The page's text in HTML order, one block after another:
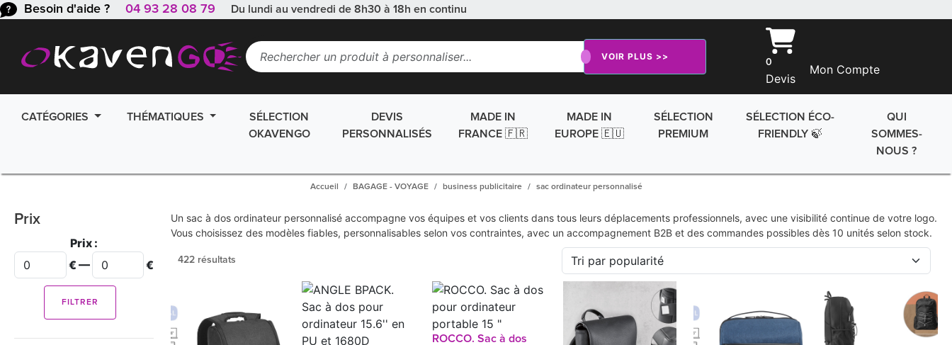
Besoin d'aide ? 04 93 28 08 79 Du lundi au vendredi de 8h30 à 18h en continu
VOIR PLUS >>
0
Devis
Mon Compte
CATÉGORIES THÉMATIQUES
SÉLECTION
OKAVENGO
DEVIS
PERSONNALISÉS
MADE IN
FRANCE 🇫🇷
MADE IN
EUROPE 🇪🇺
SÉLECTION
PREMIUM
SÉLECTION ÉCO-
FRIENDLY 🍃
QUI
SOMMES-
NOUS ?
Accueil BAGAGE - VOYAGE business publicitaire sac ordinateur personnalisé
Prix
FILTRER
€ — €
Prix :
Un sac à dos ordinateur personnalisé accompagne vos équipes et vos clients dans tous leurs déplacements professionnels, avec une visibilité continue de votre logo.
Vous choisissez des modèles fiables, personnalisables selon vos contraintes, avec un accompagnement B2B et des commandes possibles dès 10 unités selon stock.
422 résultats
ROCCO. Sac à dos